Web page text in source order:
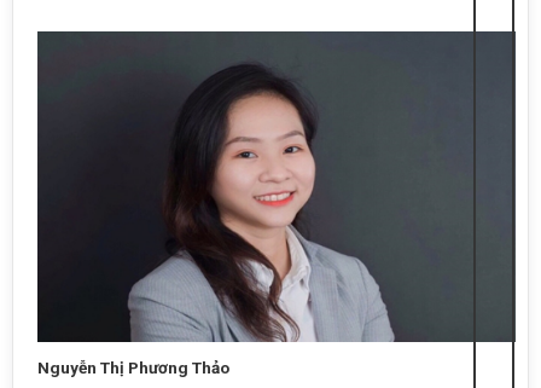
Nguyễn Thị Phương Thảo